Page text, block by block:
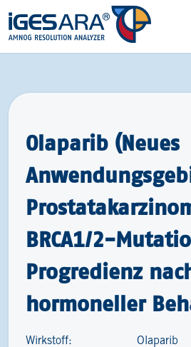
Olaparib (Neues
BRCA1/2-​
Progredienz
hormoneller
Wirkstoff: Olaparib